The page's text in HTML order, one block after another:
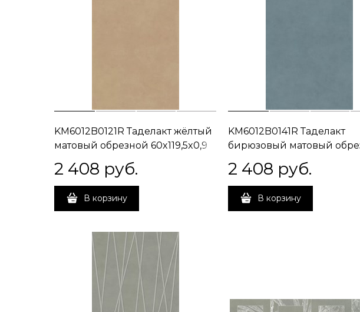
KM6012B0121R Таделакт жёлтый
матовый обрезной 60x119,5x0,9
2 408 руб.
В корзину
KM6012B0141R Таделакт
бирюзовый матовый
2 408 руб.
В корзину